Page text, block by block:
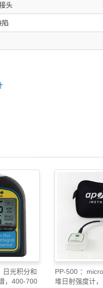
头
陷
日光积分和
，400-700
PP-500 ：
堆日射强度计